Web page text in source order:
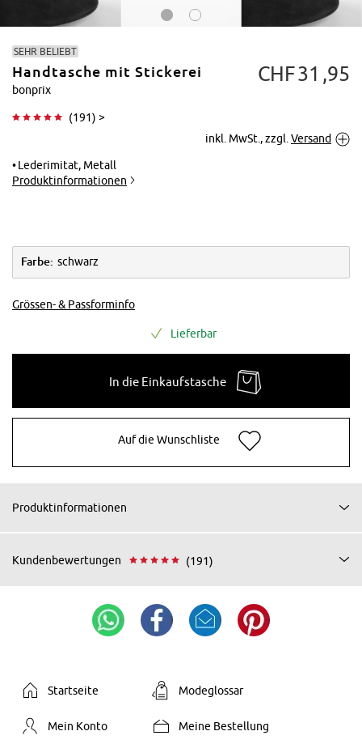
Tippen zum
SEHR BELIEBT
Handtasche mit Stickerei
bonprix
(191) >
CHF31 95
inkl. MwSt., zzgl. Versand
Lederimitat, Metall
Produktinformationen
Farbe: schwarz
Grössen- & Passforminfo
Lieferbar
In die Einkaufstasche
Auf die Wunschliste
Produktinformationen
Kundenbewertungen (191)
Startseite Modeglossar
Mein Konto Meine Bestellung